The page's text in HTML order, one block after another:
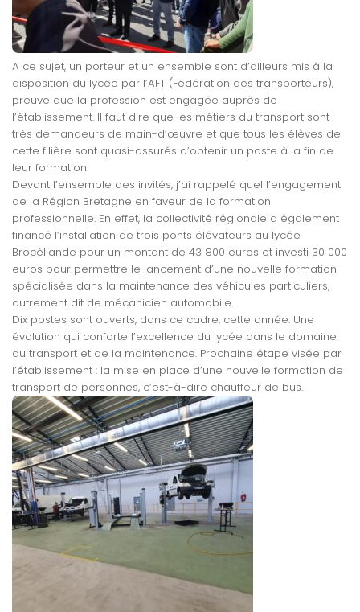
A ce sujet, un porteur et un ensemble sont d’ailleurs mis à la
disposition du lycée par l’AFT (Fédération des transporteurs),
preuve que la profession est engagée auprès de
l’établissement. Il faut dire que les métiers du transport sont
très demandeurs de main-d’œuvre et que tous les élèves de
cette filière sont quasi-assurés d’obtenir un poste à la fin de
leur formation.
Devant l’ensemble des invités, j’ai rappelé quel l’engagement
de la Région Bretagne en faveur de la formation
professionnelle. En effet, la collectivité régionale a également
financé l’installation de trois ponts élévateurs au lycée
Brocéliande pour un montant de 43 800 euros et investi 30 000
euros pour permettre le lancement d’une nouvelle formation
spécialisée dans la maintenance des véhicules particuliers,
autrement dit de mécanicien automobile.
Dix postes sont ouverts, dans ce cadre, cette année. Une
évolution qui conforte l’excellence du lycée dans le domaine
du transport et de la maintenance. Prochaine étape visée par
l’établissement : la mise en place d’une nouvelle formation de
transport de personnes, c’est-à-dire chauffeur de bus.